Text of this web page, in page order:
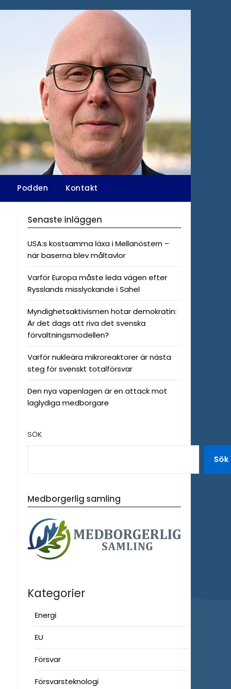
Podden Kontakt
Senaste inläggen
USA:s kostsamma läxa i Mellanöstern –
när baserna blev måltavlor
Varför Europa måste leda vägen efter
Rysslands misslyckande i Sahel
Myndighetsaktivismen hotar demokratin:
Är det dags att riva det svenska
förvaltningsmodellen?
Varför nukleära mikroreaktorer är nästa
steg för svenskt totalförsvar
Den nya vapenlagen är en attack mot
laglydiga medborgare
SÖK
Sök
Medborgerlig samling
Kategorier
Energi
EU
Försvar
Försvarsteknologi